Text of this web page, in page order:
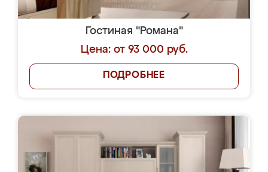
Гостиная "Романа"
Цена: от 93 000 руб.
ПОДРОБНЕЕ